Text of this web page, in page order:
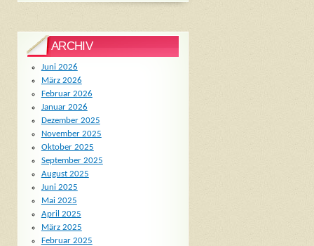
ARCHIV
Juni 2026
März 2026
Februar 2026
Januar 2026
Dezember 2025
November 2025
Oktober 2025
September 2025
August 2025
Juni 2025
Mai 2025
April 2025
März 2025
Februar 2025